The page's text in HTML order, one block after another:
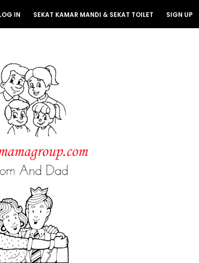
IN SEKAT KAMAR MANDI & SEKAT TOILET SIGN UP